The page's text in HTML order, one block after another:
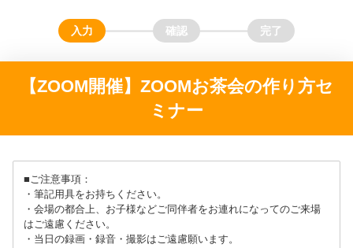
【ZOOM開催】ZOOMお茶会の作り方セ
ミナー
■ご注意事項：
・筆記用具をお持ちください。
・会場の都合上、お子様などご同伴者をお連れになってのご来場
はご遠慮ください。
・当日の録画・録音・撮影はご遠慮願います。